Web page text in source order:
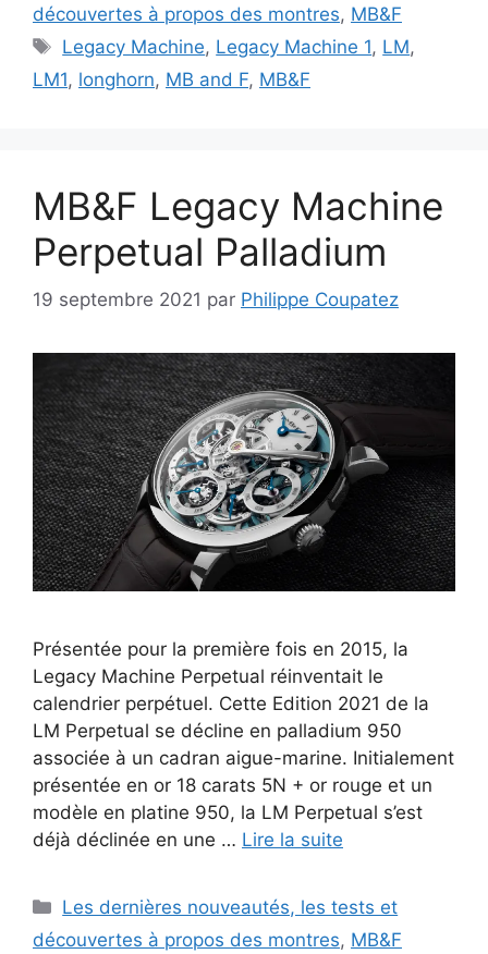
découvertes à propos des montres, MB&F
Étiquettes
Legacy Machine, Legacy Machine 1, LM,
LM1, longhorn, MB and F, MB&F
MB&F Legacy Machine
Perpetual Palladium
19 septembre 2021 par Philippe Coupatez
Présentée pour la première fois en 2015, la
Legacy Machine Perpetual réinventait le
calendrier perpétuel. Cette Edition 2021 de la
LM Perpetual se décline en palladium 950
associée à un cadran aigue-marine. Initialement
présentée en or 18 carats 5N + or rouge et un
modèle en platine 950, la LM Perpetual s’est
déjà déclinée en une … Lire la suite
Catégories
Les dernières nouveautés, les tests et
découvertes à propos des montres, MB&F